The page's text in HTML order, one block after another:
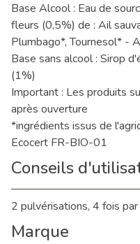
Base Alcool : Eau de
fleurs (0,5%) de : Ail
Plumbago*, Tournesol* -
Base sans alcool : Sirop
(1%)
Important : Les produits
après ouverture
*ingrédients issus de
Ecocert FR-BIO-01
Conseils
2 pulvérisations, 4 fois
Marque